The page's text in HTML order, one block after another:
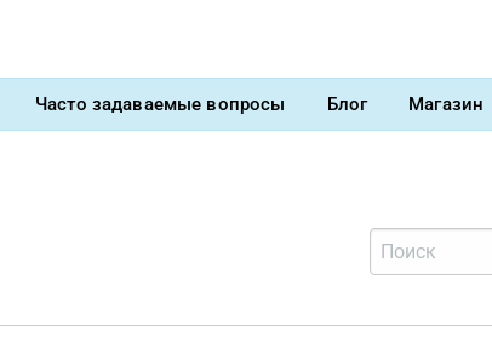
Часто задаваемые вопросы Блог Магазин